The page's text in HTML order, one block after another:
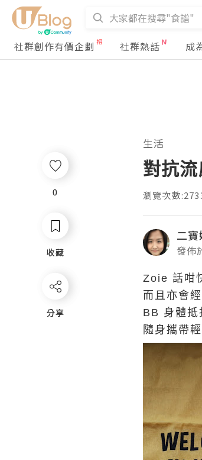
社群創作有價企劃 社群熱話 成
0
收藏
分享
生活
對抗
瀏覽次數
二
發佈
Zoie 話咁
而且亦會
BB 身體抵
隨身攜帶
0
收藏
分享